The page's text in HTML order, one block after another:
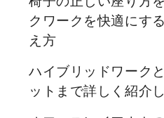
クワークを快適にす
え方
ハイブリッドワーク
ットまで詳しく紹介